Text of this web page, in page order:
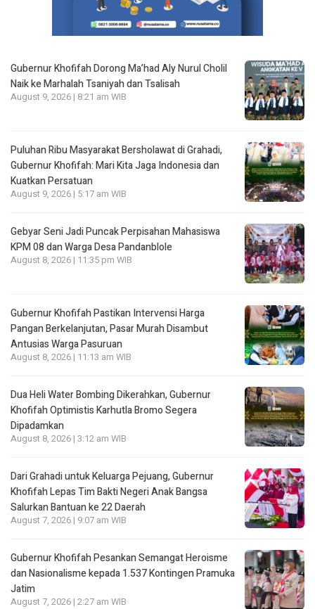
Gubernur Khofifah Dorong Ma’had Aly Nurul Cholil
Naik ke Marhalah Tsaniyah dan Tsalisah
August 9, 2026 | 8:21 am WIB
Puluhan Ribu Masyarakat Bersholawat di Grahadi,
Gubernur Khofifah: Mari Kita Jaga Indonesia dan
Kuatkan Persatuan
August 9, 2026 | 5:17 am WIB
Gebyar Seni Jadi Puncak Perpisahan Mahasiswa
KPM 08 dan Warga Desa Pandanblole
August 8, 2026 | 11:35 pm WIB
Gubernur Khofifah Pastikan Intervensi Harga
Pangan Berkelanjutan, Pasar Murah Disambut
Antusias Warga Pasuruan
August 8, 2026 | 11:13 am WIB
Dua Heli Water Bombing Dikerahkan, Gubernur
Khofifah Optimistis Karhutla Bromo Segera
Dipadamkan
August 8, 2026 | 3:12 am WIB
Dari Grahadi untuk Keluarga Pejuang, Gubernur
Khofifah Lepas Tim Bakti Negeri Anak Bangsa
Salurkan Bantuan ke 22 Daerah
August 7, 2026 | 9:07 am WIB
Gubernur Khofifah Pesankan Semangat Heroisme
dan Nasionalisme kepada 1.537 Kontingen Pramuka
Jatim
August 7, 2026 | 2:27 am WIB